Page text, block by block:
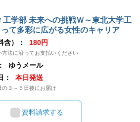
工学部 未来への挑戦Ｗ～東北大学工
て多彩に広がる女性のキャリア
含）： 180円
方法に沿ってお支払いください
ゆうメール
：
本日発送
の３～５日後にお届け
資料請求する